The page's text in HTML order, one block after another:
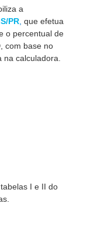
a
PR que efetua
o percentual de
com base no
calculadora.
I e II do